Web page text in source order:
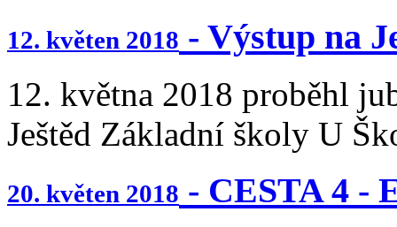
12. květen 2018 - Výstup na
12. května 2018 proběhl
Ještěd Základní školy U
20. květen 2018 - CESTA 4 -